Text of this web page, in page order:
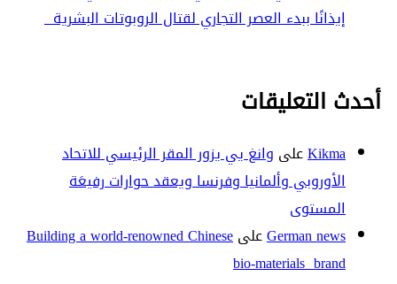
إيذانًا ببدء العصر التجاري لقتال الروبوتات البشرية
أحدث التعليقات
Kikmaعلى وانغ يي يزور المقر الرئيسي للاتحاد
الأوروبي وألمانيا وفرنسا ويعقد حوارات رفيعَة
المستوى
German newsعلىBuilding a world-renowned Chinese
bio-materials brand